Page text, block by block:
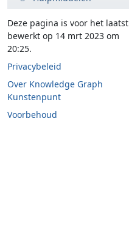
Deze pagina is voor het laatst
bewerkt op 14 mrt 2023 om
20:25.
Privacybeleid
Over Knowledge Graph
Kunstenpunt
Voorbehoud